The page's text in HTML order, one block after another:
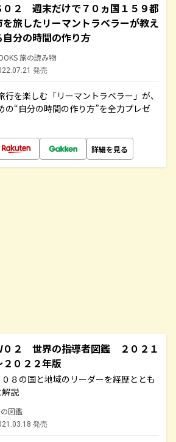
０２ 週末だけで７０ヵ国１５９都
を旅したリーマントラベラーが教え
自分の時間の作り方
旅の読み物
発売
を楽しむ「リーマントラベラー」が、
の“自分の時間の作り方”を全力プレゼ
詳細を見る
０２ 世界の指導者図鑑 ２０２１
２０２２年版
０８の国と地域のリーダーを経歴ととも
解説
図鑑
発売